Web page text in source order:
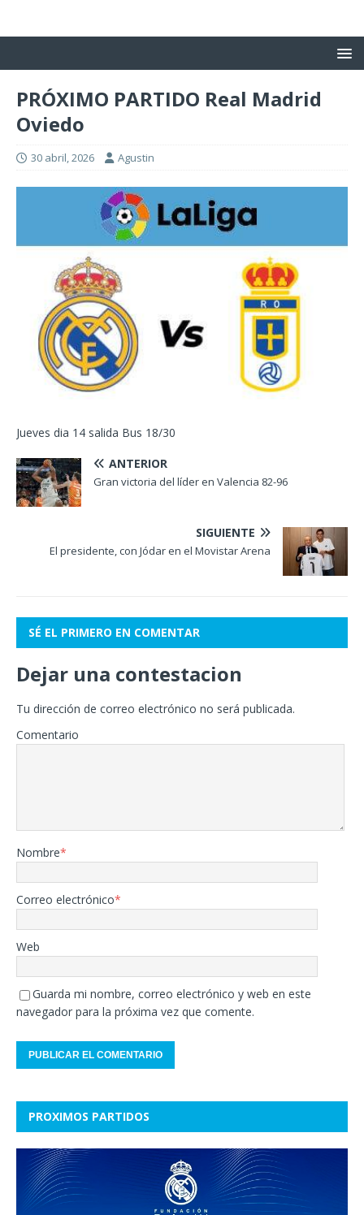
PRÓXIMO PARTIDO Real Madrid
Oviedo
30 abril, 2026 Agustin
Jueves dia 14 salida Bus 18/30
ANTERIOR
Gran victoria del líder en Valencia 82-96
SIGUIENTE
El presidente, con Jódar en el Movistar Arena
SÉ EL PRIMERO EN COMENTAR
Dejar una contestacion
Tu dirección de correo electrónico no será publicada.
Comentario
Nombre*
Correo electrónico*
Web
Guarda mi nombre, correo electrónico y web en este
navegador para la próxima vez que comente.
PROXIMOS PARTIDOS